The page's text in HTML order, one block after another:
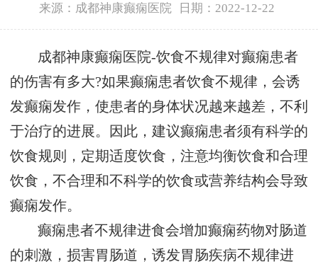
来源：成都神康癫痫医院 日期：2022-12-22
成都神康癫痫医院-饮食不规律对癫痫患者
的伤害有多大?如果癫痫患者饮食不规律，会诱
发癫痫发作，使患者的身体状况越来越差，不利
于治疗的进展。因此，建议癫痫患者须有科学的
饮食规则，定期适度饮食，注意均衡饮食和合理
饮食，不合理和不科学的饮食或营养结构会导致
癫痫发作。
癫痫患者不规律进食会增加癫痫药物对肠道
的刺激，损害胃肠道，诱发胃肠疾病不规律进